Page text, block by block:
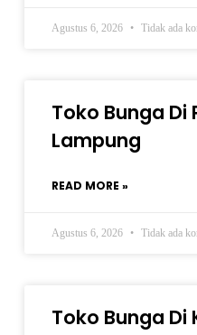
Agustus 6, 2026 Tidak ada
Toko Bunga Di
Lampung
READ MORE »
Agustus 6, 2026 Tidak ada
Toko Bunga